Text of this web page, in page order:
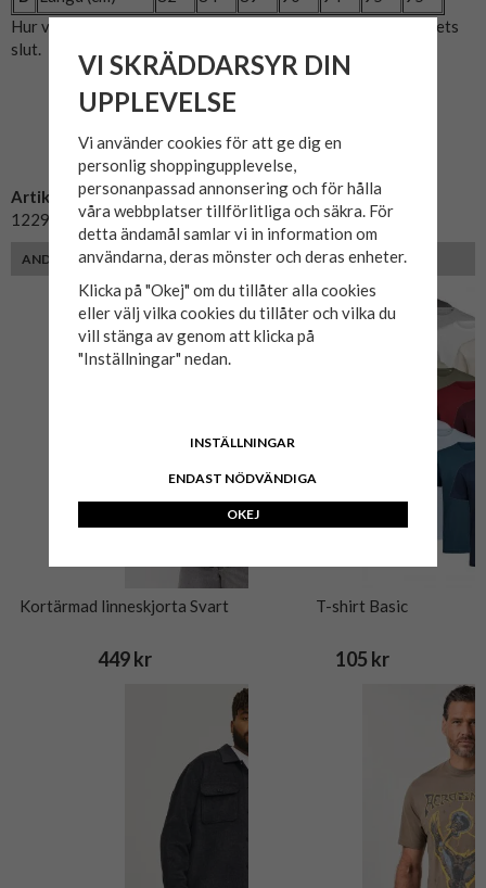
Hur vi mätat: A= Bröstmått x2. B= Mitten av axeln till plaggets
slut.
Artikelnummer:
12294285-vit
ANDRA KUNDER MED SAMMA PASSFORM VALDE ÄVEN
Kortärmad linneskjorta Svart
449 kr
T-shirt Basic
105 kr
VI SKRÄDDARSYR DIN
UPPLEVELSE
Vi använder cookies för att ge dig en
personlig shoppingupplevelse,
personanpassad annonsering och för hålla
våra webbplatser tillförlitliga och säkra. För
detta ändamål samlar vi in information om
användarna, deras mönster och deras enheter.
Klicka på "Okej" om du tillåter alla cookies
eller välj vilka cookies du tillåter och vilka du
vill stänga av genom att klicka på
"Inställningar" nedan.
INSTÄLLNINGAR
ENDAST NÖDVÄNDIGA
OKEJ